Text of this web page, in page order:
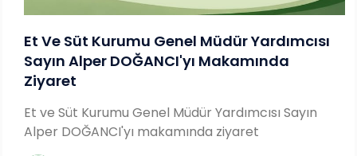
Et Ve Süt Kurumu Genel Müdür Yardımcısı
Sayın Alper DOĞANCI'yı Makamında
Ziyaret
Et ve Süt Kurumu Genel Müdür Yardımcısı Sayın
Alper DOĞANCI'yı makamında ziyaret